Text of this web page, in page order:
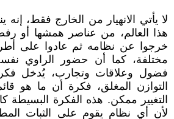
لا يأتي الانهيار من الخارج فقط،
هذا العالم، من عناصر همشها أو
خرجوا عن نظامه ثم عادوا على
مختلفة، كما أن حضور الراوي
فضول وعلاقات وتجارب، يُدخل
التوازن المغلق، فكرة أن ما هو
التغيير ممكن. هذه الفكرة البسيطة
لأن أي نظام يقوم على الثبات